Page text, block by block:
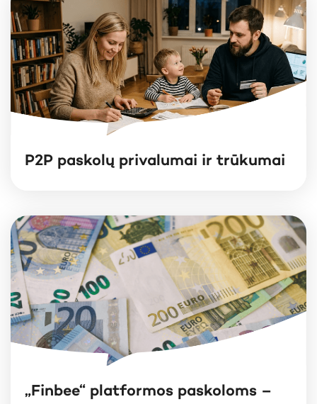
P2P paskolų privalumai ir trūkumai
„Finbee“ platformos paskoloms –